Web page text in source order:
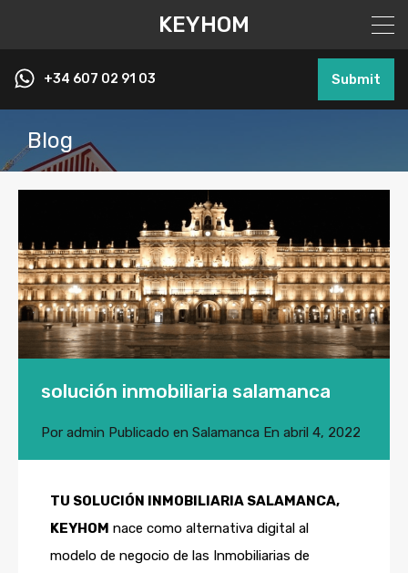
KEYHOM
+34 607 02 91 03 Submit
Blog
solución inmobiliaria salamanca
Por admin Publicado en Salamanca En abril 4, 2022
TU SOLUCIÓN INMOBILIARIA SALAMANCA,
KEYHOM nace como alternativa digital al
modelo de negocio de las Inmobiliarias de